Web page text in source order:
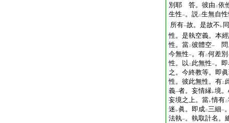
別耶 答。彼由 二依
生性一。説二生無自
所有一故。是故不 レ 同
性。是執空義。本
性。當二彼體空一
問
今無性一。有二何差別
性。以 二 此無性一。
之。今終教等。即
性。彼此無性。有二
義一者。妄情縁レ境
妄境之上。當レ情有二
迷 レ眞。即成二三細一
法執一。執取計名。